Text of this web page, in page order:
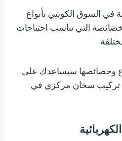
في السوق الكويتي بأنواع
التي تناسب احتياجات
وخصائصها سيساعدك على
تركيب سخان مركزي في